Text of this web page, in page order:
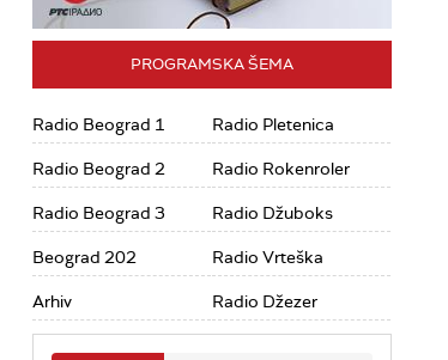
PROGRAMSKA ŠEMA
Radio Beograd 1
Radio Beograd 2
Radio Beograd 3
Beograd 202
Arhiv
Radio Pletenica
Radio Rokenroler
Radio Džuboks
Radio Vrteška
Radio Džezer